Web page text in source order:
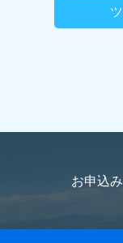
お申込